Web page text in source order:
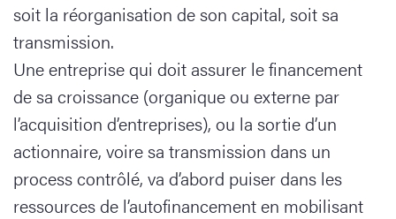
soit la réorganisation de son capital, soit sa
transmission.
Une entreprise qui doit assurer le financement
de sa croissance (organique ou externe par
l’acquisition d’entreprises), ou la sortie d’un
actionnaire, voire sa transmission dans un
process contrôlé, va d’abord puiser dans les
ressources de l’autofinancement en mobilisant